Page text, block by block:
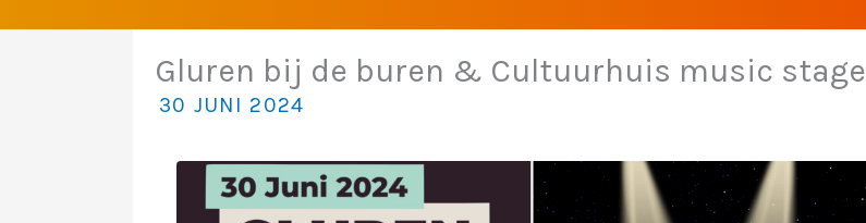
Gluren bij de buren & Cultuurhuis music stage
30 JUNI 2024